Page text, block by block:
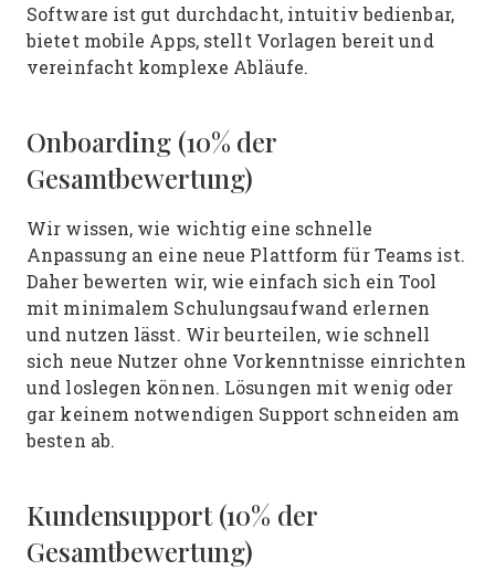
Software ist gut durchdacht, intuitiv bedienbar,
bietet mobile Apps, stellt Vorlagen bereit und
vereinfacht komplexe Abläufe.
Onboarding (10% der
Gesamtbewertung)
Wir wissen, wie wichtig eine schnelle
Anpassung an eine neue Plattform für Teams ist.
Daher bewerten wir, wie einfach sich ein Tool
mit minimalem Schulungsaufwand erlernen
und nutzen lässt. Wir beurteilen, wie schnell
sich neue Nutzer ohne Vorkenntnisse einrichten
und loslegen können. Lösungen mit wenig oder
gar keinem notwendigen Support schneiden am
besten ab.
Kundensupport (10% der
Gesamtbewertung)